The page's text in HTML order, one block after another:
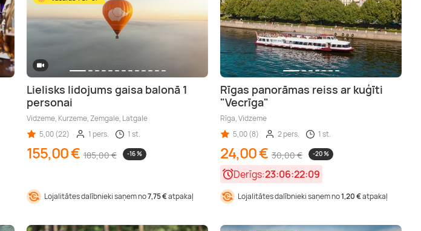
Lielisks lidojums gaisa balonā 1
personai
Vidzeme, Kurzeme, Zemgale, Latgale
5,00 (22)
1 pers. 1 st.
155,00 € 185,00 € -16 %
Lojalitātes dalībnieki saņem no7,75 €atpakaļ
Rīgas panorāmas reiss ar kuģīti
"Vecrīga"
Rīga, Vidzeme
5,00 (8)
2 pers. 1 st.
24,00 € 30,00 € -20 %
Derīgs:23:06:22:08
Lojalitātes dalībnieki saņem no1,20 €atpakaļ